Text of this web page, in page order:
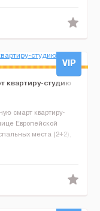
VIP
квартиру-студию
смарт квартиру-
Европейской
места (2+2),